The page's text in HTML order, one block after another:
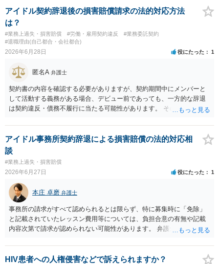
アイドル契約辞退後の損害賠償請求の法的対応方法
は？
#業務上過失・損害賠償 #労働・雇用契約違反
#業務委託契約
#退職理由(自己都合・会社都合)
2026年6月28日 役にたった 1
匿名A 弁護士
契約書の内容を確認する必要がありますが、契約期間中にメンバーと
して活動する義務がある場合、デビュー前であっても、一方的な辞退
は契約違反・債務不履行に当たる可能性があります。 そのため、運営
費用、ライブ準備費用、レッスン関係費用なども、辞退によって実際
に追加で発生した合理的費用であれば、損害として主張される可能性
があります。 もっとも、運営側の請求額がそのまま認められるわけで
はありません。各費目について、具体的な損害、金額、辞退との因果
関係を示す必要があります。特に「レッスン費用無料」と表示されて
いた場合、辞退後に講師代やスタジオ代を当然に全額請求できるかは
慎重な検討が必要です。 また「家庭の事情」が正当な辞退理由になる
かは、その具体的内容によります。介護、転居、健康問題など、活動
継続が客観的に困難といえる事情があるかが重要です。 未成年であれ
ば、契約時に親権者の同意があったか、契約期間・活動義務・中途辞
退時の扱いについて親権者に説明されていたかも確認すべきです。 現
時点では、安易に支払義務を認めず、契約書、募集記事、LINE等を保
存したうえで、請求費目、金額、根拠資料の明示を求めるのがよいと
思います。回答前に弁護士へ相談することをおすすめします。
アイドル事務所契約辞退による損害賠償の法的対応相
談
#業務上過失・損害賠償
2026年6月27日 役にたった 1
本庄 卓磨 弁護士
事務所の請求がすべて認められるとは限らず、特に募集時に「免除」
と記載されていたレッスン費用等については、負担合意の有無や記載
内容次第で請求が認められない可能性があります。 弁護士対応を示唆
相談されることをおすすめします。
HIV患者への人権侵害などで訴えられますか？